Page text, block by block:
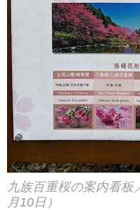
九族百重桜の案内看
月10日）